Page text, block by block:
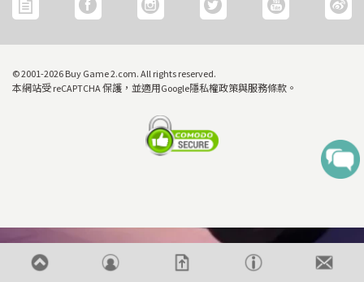
[16/02] 門市及網店新春特別營業時間通告
[07/12] 24周年購物折第3彈: 聖誕新年優惠 (1-31 DEC 2025)
[02/07] PS5/ XBox Grand Theft Auto VI 香港版預訂後續跟進
© 2001-2026 Buy Game 2.com. All rights reserved.
本網站受 reCAPTCHA 保護，並適用Google隱私權政策與服務條款。